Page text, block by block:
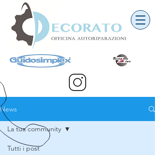
News
Tutti i post
La tua community